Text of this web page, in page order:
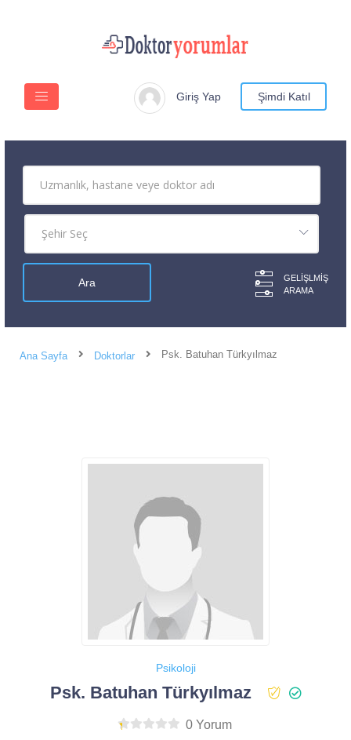
Giriş Yap Şimdi Katıl
GELIŞLMIŞ
ARAMA
Ana Sayfa Doktorlar Psk. Batuhan Türkyılmaz
Psikoloji
Psk. Batuhan Türkyılmaz
0 Yorum